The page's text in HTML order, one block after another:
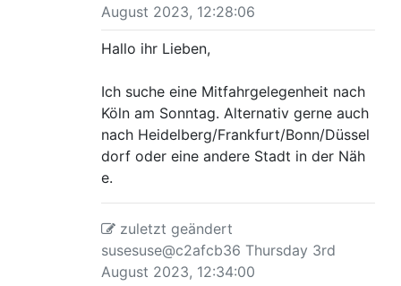
August 2023, 12:28:06
Hallo ihr Lieben,
Ich suche eine Mitfahrgelegenheit nach
Köln am Sonntag. Alternativ gerne auch
nach Heidelberg/Frankfurt/Bonn/Düssel
dorf oder eine andere Stadt in der Näh
e.
zuletzt geändert
susesuse@c2afcb36 Thursday 3rd
August 2023, 12:34:00